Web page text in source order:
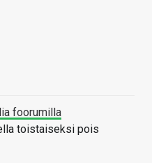
foorumilla
toistaiseksi pois